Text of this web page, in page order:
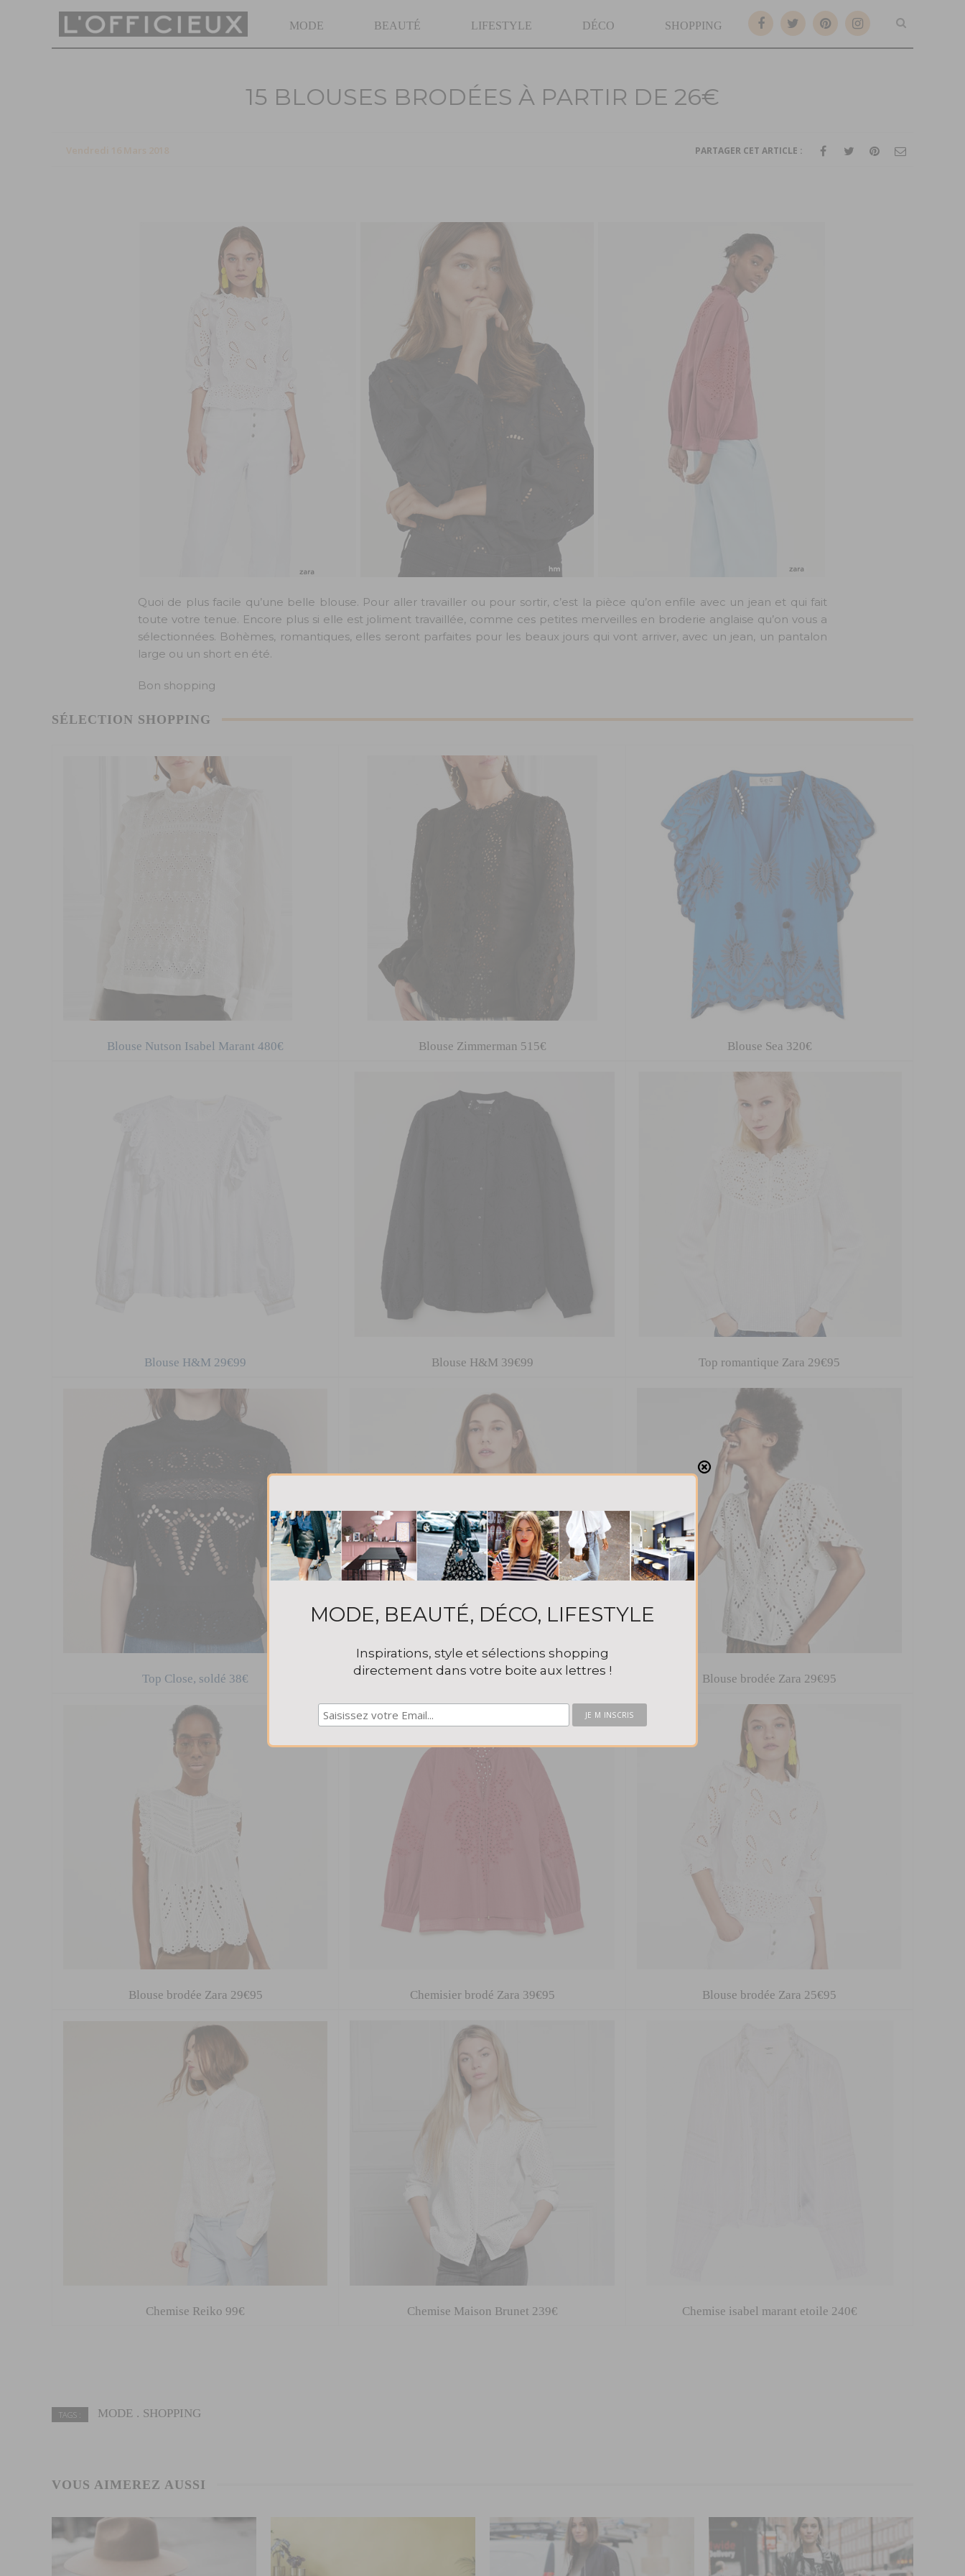
MODE BEAUTÉ LIFESTYLE DÉCO SHOPPING
15 BLOUSES BRODÉES À PARTIR DE 26€
PARTAGER CET ARTICLE :
Quoi de plus facile qu’une belle blouse. Pour aller travailler ou pour sortir, c’est la pièce qu’on enfile avec un jean et qui fait
toute votre tenue. Encore plus si elle est joliment travaillée, comme ces petites merveilles en broderie anglaise qu’on vous a
sélectionnées. Bohèmes, romantiques, elles seront parfaites pour les beaux jours qui vont arriver, avec un jean, un pantalon
large ou un short en été.
Bon shopping
SÉLECTION SHOPPING
Blouse Nutson Isabel Marant 480€ Blouse Zimmerman 515€ Blouse Sea 320€
Blouse H&M 29€99 Blouse H&M 39€99 Top romantique Zara 29€95
Top Close, soldé 38€ Top cache-coeur brodé Zara 29€95 Blouse brodée Zara 29€95
Blouse brodée Zara 29€95 Chemisier brodé Zara 39€95 Blouse brodée Zara 25€95
Chemise Reiko 99€ Chemise Maison Brunet 239€ Chemise isabel marant etoile 240€
TAGS : MODE SHOPPING
VOUS AIMEREZ AUSSI
This popup will close in:
MODE, BEAUTÉ, DÉCO, LIFESTYLE
Inspirations, style et sélections shopping
directement dans votre boite aux lettres !